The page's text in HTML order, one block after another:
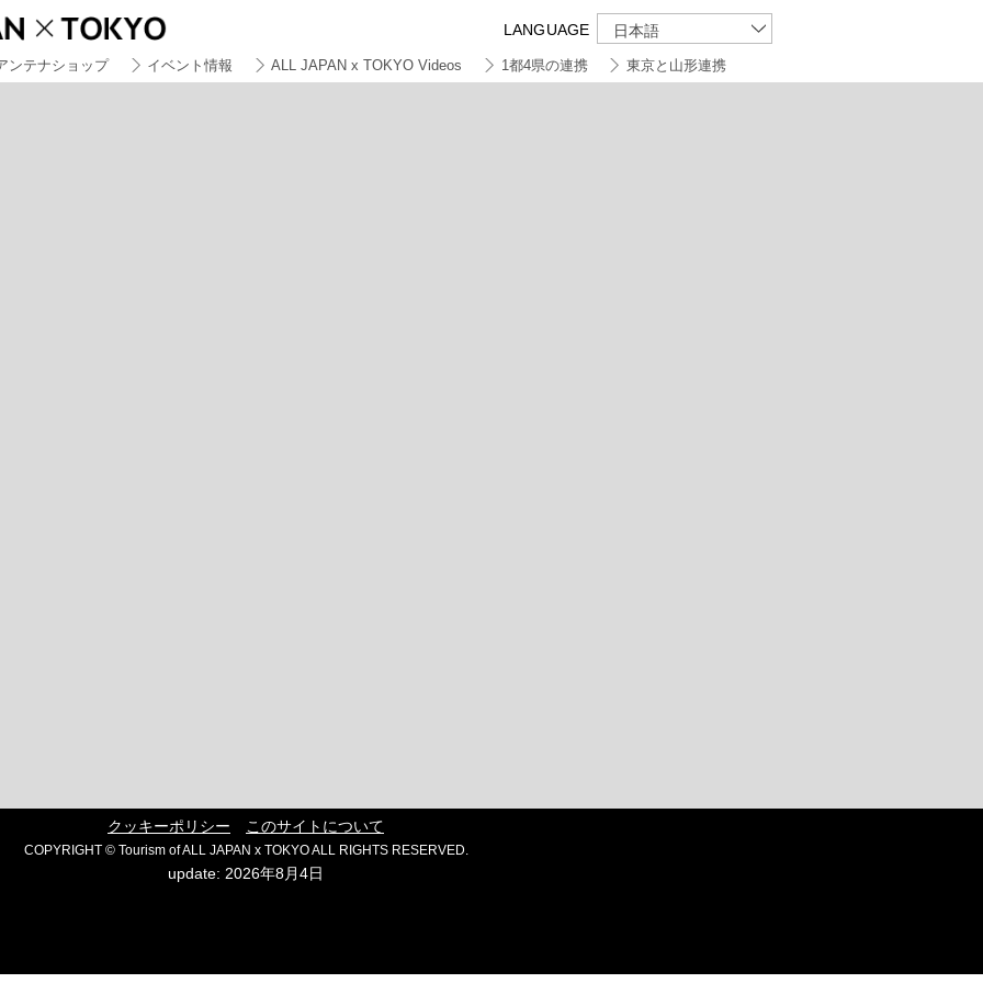
LANGUAGE 日本語
ンテナショップ イベント情報 ALL JAPAN x TOKYO Videos 1都4県の連携 東京と山形連携
クッキーポリシー このサイトについて
COPYRIGHT © Tourism of ALL JAPAN x TOKYO ALL RIGHTS RESERVED.
update: 2026年8月4日